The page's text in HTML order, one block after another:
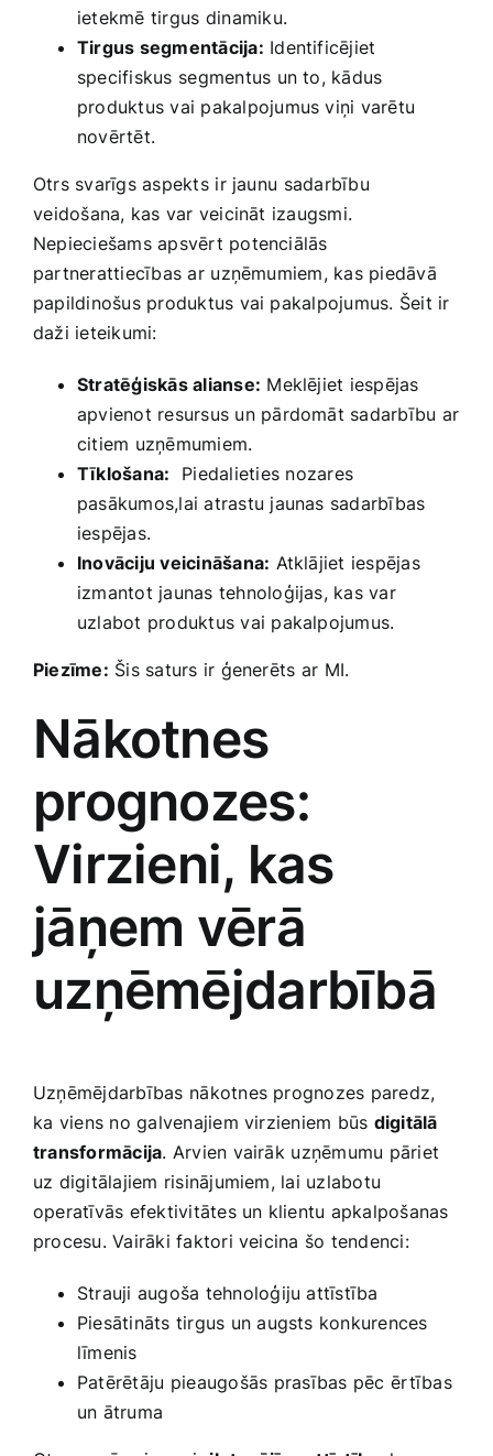
ietekmē tirgus ⁢dinamiku.
Tirgus segmentācija: Identificējiet
specifiskus⁢ segmentus un to, kādus
produktus vai pakalpojumus viņi ‌varētu
novērtēt.
Otrs svarīgs aspekts ⁢ir jaunu ⁣sadarbību
⁢veidošana, kas var veicināt izaugsmi.​
Nepieciešams apsvērt potenciālās
‌partnerattiecības ‌ar⁣ uzņēmumiem, kas ‍piedāvā
‌papildinošus produktus vai ​pakalpojumus. Šeit ir
daži ieteikumi:
Stratēģiskās alianse: Meklējiet iespējas‌
apvienot‍ resursus un‌ pārdomāt sadarbību‍ ar
citiem‌ uzņēmumiem.
Tīklošana: ⁢ Piedalieties ⁤nozares
pasākumos,lai atrastu jaunas sadarbības
iespējas.
Inovāciju veicināšana: Atklājiet iespējas
izmantot jaunas tehnoloģijas, kas var
uzlabot produktus vai pakalpojumus.
Piezīme: Šis saturs ir ģenerēts ar⁢ MI.
Nākotnes
prognozes:
Virzieni, kas
jāņem vērā
uzņēmējdarbībā
Uzņēmējdarbības ⁤nākotnes prognozes paredz,
ka ⁢viens no‌ galvenajiem virzieniem‍ būs digitālā
transformācija. Arvien vairāk⁢ uzņēmumu pāriet
uz digitālajiem risinājumiem, lai uzlabotu
operatīvās efektivitātes un klientu apkalpošanas
procesu. Vairāki faktori veicina šo tendenci:
Strauji augoša tehnoloģiju attīstība
Piesātināts‍ tirgus un ‍augsts konkurences
līmenis
Patērētāju ⁣pieaugošās ⁢prasības pēc ⁤ērtības
un ātruma